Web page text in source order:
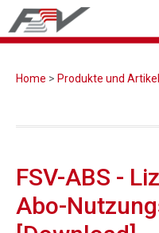
Home > Produkte und
FSV-ABS -
Abo-